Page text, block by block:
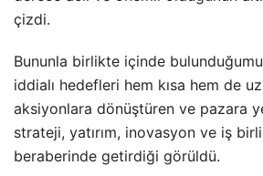
çizdi.
Bununla birlikte içinde
iddialı hedefleri hem kısa hem de
aksiyonlara dönüştüren ve pazara
strateji, yatırım, inovasyon ve iş
beraberinde getirdiği görüldü.